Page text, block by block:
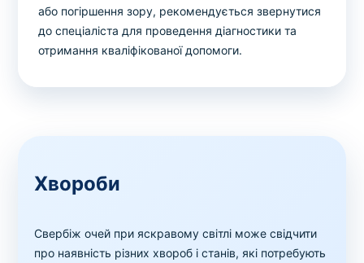
або погіршення зору, рекомендується звернутися
до спеціаліста для проведення діагностики та
отримання кваліфікованої допомоги.
Хвороби
Свербіж очей при яскравому світлі може свідчити
про наявність різних хвороб і станів, які потребують